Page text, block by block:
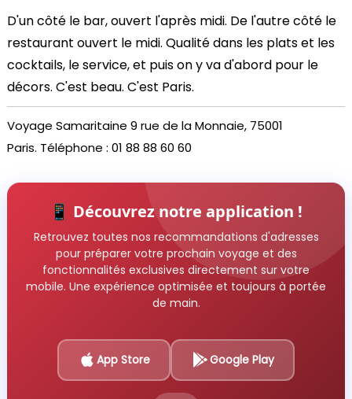
D'un côté le bar, ouvert l'après midi. De l'autre côté le
restaurant ouvert le midi. Qualité dans les plats et les
cocktails, le service, et puis on y va d'abord pour le
décors. C'est beau. C'est Paris.
Voyage Samaritaine 9 rue de la Monnaie, 75001
Paris. Téléphone : 01 88 88 60 60
📱 Découvrez notre application !
Retrouvez toutes nos recommandations d'adresses
pour préparer votre prochain voyage et des
fonctionnalités exclusives directement sur votre
mobile. Une expérience optimisée et toujours à portée
de main.
App Store Google Play